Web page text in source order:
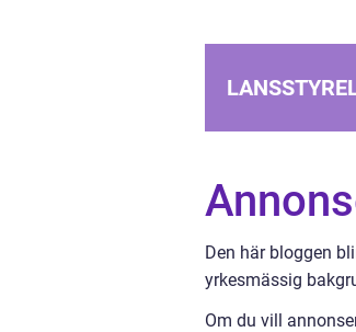
Den här bloggen
yrkesmässig
Om du vill